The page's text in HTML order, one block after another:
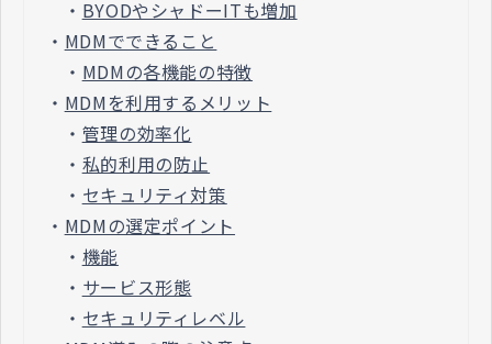
・ BYODやシャドーITも増加
・ MDMでできること
・ MDMの各機能の特徴
・ MDMを利用するメリット
・ 管理の効率化
・ 私的利用の防止
・ セキュリティ対策
・ MDMの選定ポイント
・ 機能
・ サービス形態
・ セキュリティレベル